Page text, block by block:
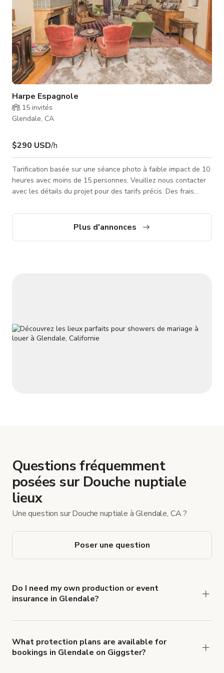
Harpe Espagnole
15 invités
Glendale, CA
$290 USD/h
Tarification basée sur une séance photo à faible impact de 10
heures avec moins de 15 personnes. Veuillez nous contacter
avec les détails du projet pour des tarifs précis. Des frais
Plus d'annonces
Questions fréquemment
posées sur Douche nuptiale
lieux
Une question sur Douche nuptiale à Glendale, CA ?
Poser une question
Do I need my own production or event
insurance in Glendale?
insurance with liability coverage of no less than
$1,000,000.
What protection plans are available for
bookings in Glendale on Giggster?